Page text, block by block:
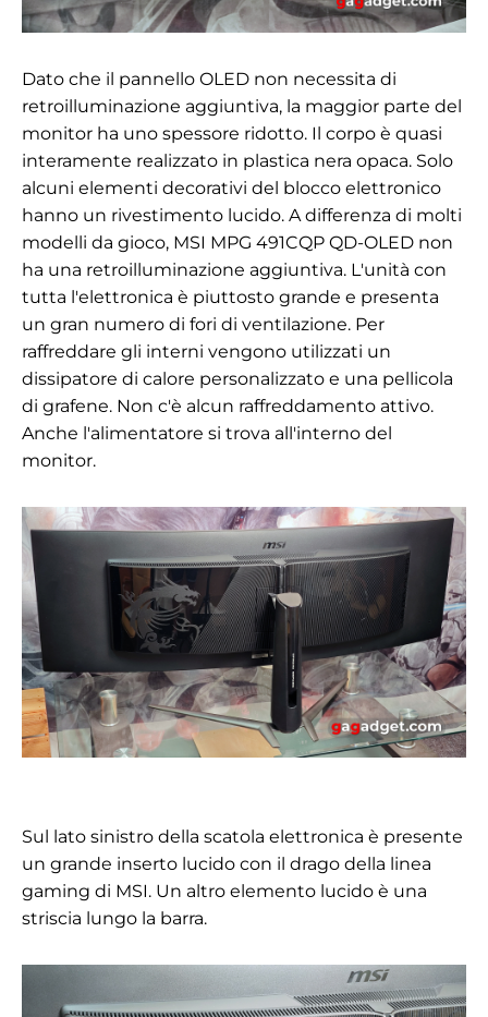
Dato che il pannello OLED non necessita di
retroilluminazione aggiuntiva, la maggior parte del
monitor ha uno spessore ridotto. Il corpo è quasi
interamente realizzato in plastica nera opaca. Solo
alcuni elementi decorativi del blocco elettronico
hanno un rivestimento lucido. A differenza di molti
modelli da gioco, MSI MPG 491CQP QD-OLED non
ha una retroilluminazione aggiuntiva. L'unità con
tutta l'elettronica è piuttosto grande e presenta
un gran numero di fori di ventilazione. Per
raffreddare gli interni vengono utilizzati un
dissipatore di calore personalizzato e una pellicola
di grafene. Non c'è alcun raffreddamento attivo.
Anche l'alimentatore si trova all'interno del
monitor.
Sul lato sinistro della scatola elettronica è presente
un grande inserto lucido con il drago della linea
gaming di MSI. Un altro elemento lucido è una
striscia lungo la barra.